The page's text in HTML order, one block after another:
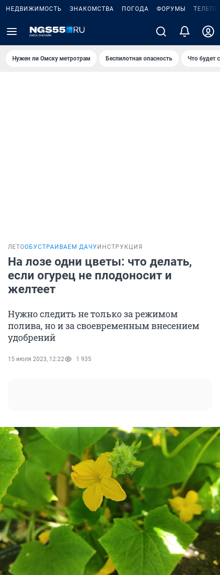
НЕДВИЖИМОСТЬ ЗНАКОМСТВА ПОГОДА ФОРУМЫ
Нужен ли Омску метротрам Беспилотная опасность Что будет
ЛЕТООБУСТРАИВАЕМ ДАЧУ ИНСТРУКЦИЯ
На лозе одни цветы: что делать,
если огурец не плодоносит и
желтеет
Нужно следить не только за режимом
полива, но и за своевременным внесением
удобрений
15 июля 2023, 12:22 1 935